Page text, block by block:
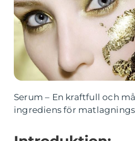
Serum – En kraftfull och
ingrediens för